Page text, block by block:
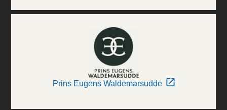
Prins Eugens Waldemarsudde